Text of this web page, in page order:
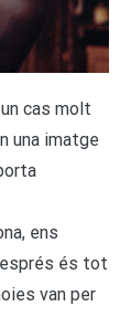
cas molt
una imatge
ens
és tot
van per